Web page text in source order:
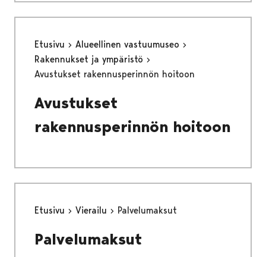
Etusivu
Alueellinen vastuumuseo
Rakennukset ja ympäristö
Avustukset rakennusperinnön hoitoon
Avustukset
rakennusperinnön hoitoon
Etusivu Vierailu Palvelumaksut
Palvelumaksut